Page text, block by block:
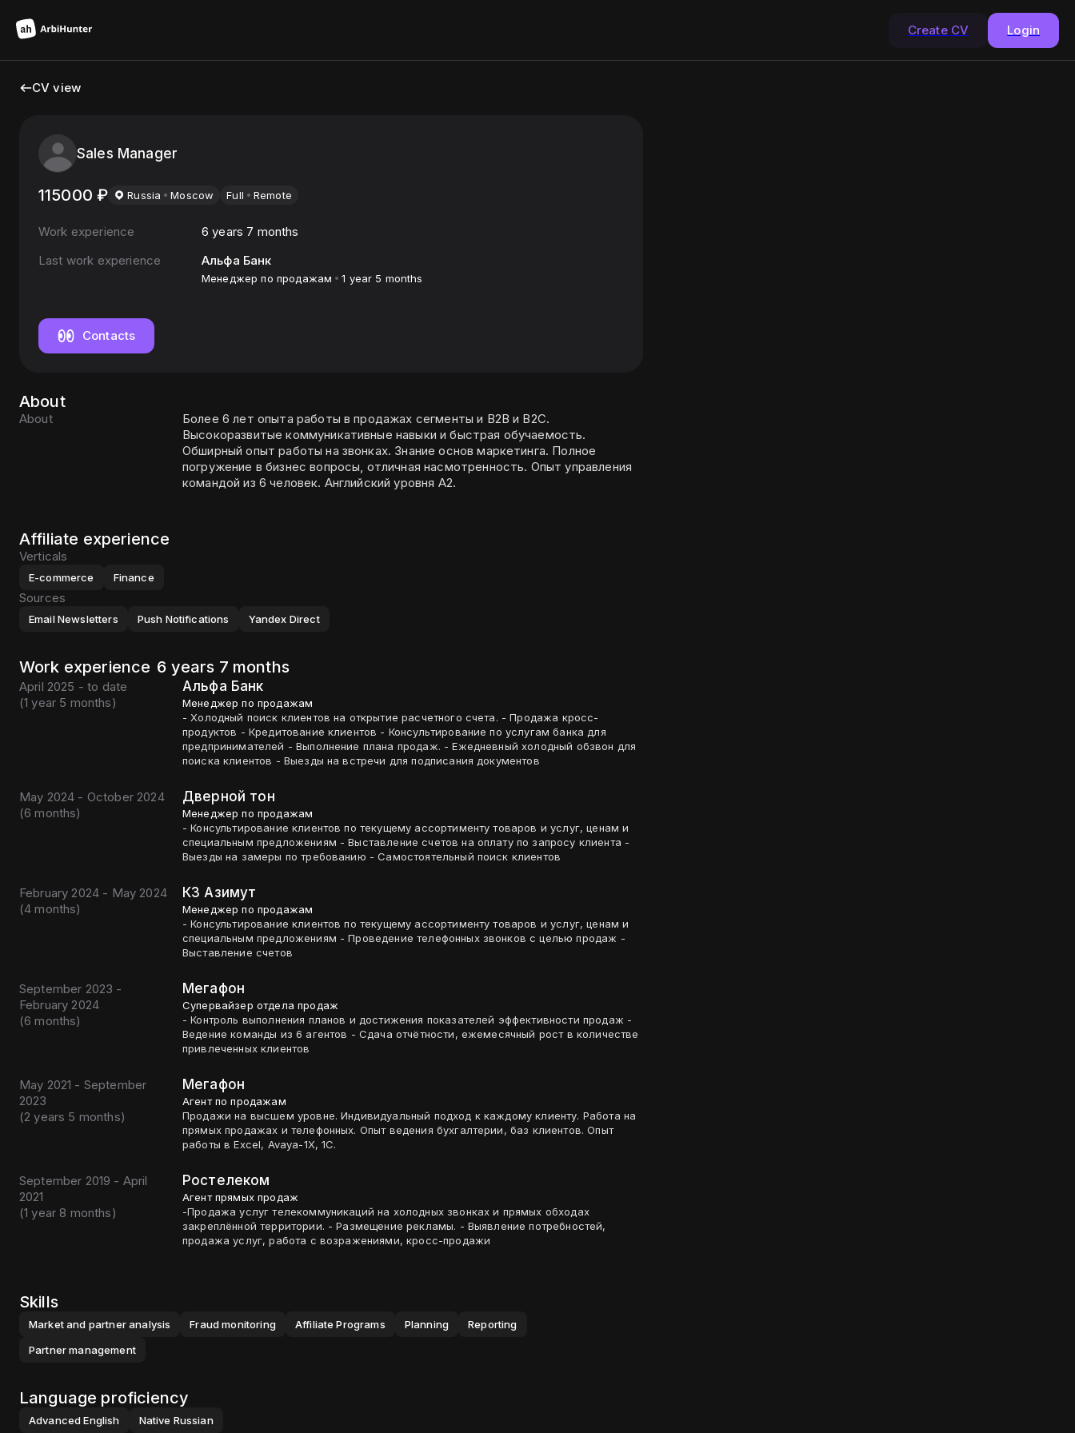
Create CV Login
CV view
Sales Manager
115000 ₽ Russia Moscow Full Remote
Work experience
6 years 7 months
Last work experience
Альфа Банк
Менеджер по продажам 1 year 5 months
Contacts
About
About
Более 6 лет опыта работы в продажах сегменты и B2B и B2C.
Высокоразвитые коммуникативные навыки и быстрая обучаемость.
Обширный опыт работы на звонках. Знание основ маркетинга. Полное
погружение в бизнес вопросы, отличная насмотренность. Опыт управления
командой из 6 человек. Английский уровня А2.
Affiliate experience
Verticals
E-commerce Finance
Sources
Email Newsletters Push Notifications Yandex Direct
Work experience 6 years 7 months
April 2025 - to date
(1 year 5 months)
Альфа Банк
Менеджер по продажам
- Холодный поиск клиентов на открытие расчетного счета. - Продажа кросс-
продуктов - Кредитование клиентов - Консультирование по услугам банка для
предпринимателей - Выполнение плана продаж. - Ежедневный холодный обзвон для
поиска клиентов - Выезды на встречи для подписания документов
May 2024 - October 2024
(6 months)
Дверной тон
Менеджер по продажам
- Консультирование клиентов по текущему ассортименту товаров и услуг, ценам и
специальным предложениям - Выставление счетов на оплату по запросу клиента -
Выезды на замеры по требованию - Самостоятельный поиск клиентов
February 2024 - May 2024
(4 months)
КЗ Азимут
Менеджер по продажам
- Консультирование клиентов по текущему ассортименту товаров и услуг, ценам и
специальным предложениям - Проведение телефонных звонков с целью продаж -
Выставление счетов
September 2023 -
February 2024
(6 months)
Мегафон
Супервайзер отдела продаж
- Контроль выполнения планов и достижения показателей эффективности продаж -
Ведение команды из 6 агентов - Сдача отчётности, ежемесячный рост в количестве
привлеченных клиентов
May 2021 - September
2023
(2 years 5 months)
Мегафон
Агент по продажам
Продажи на высшем уровне. Индивидуальный подход к каждому клиенту. Работа на
прямых продажах и телефонных. Опыт ведения бухгалтерии, баз клиентов. Опыт
работы в Excel, Avaya-1X, 1C.
September 2019 - April
2021
(1 year 8 months)
Ростелеком
Агент прямых продаж
-Продажа услуг телекоммуникаций на холодных звонках и прямых обходах
закреплённой территории. - Размещение рекламы. - Выявление потребностей,
продажа услуг, работа с возражениями, кросс-продажи
Skills
Market and partner analysis Fraud monitoring Affiliate Programs Planning
Reporting
Partner management
Language proficiency
Advanced English Native Russian